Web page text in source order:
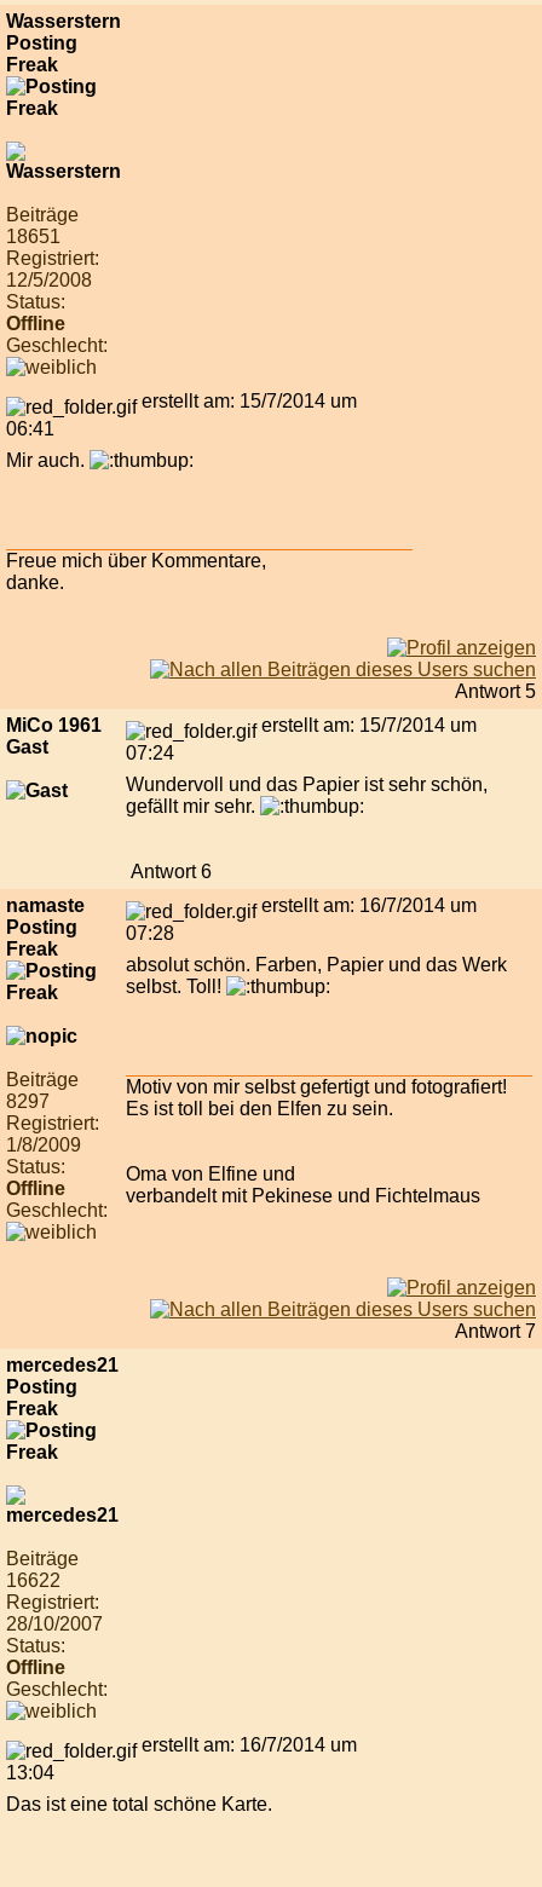
Wasserstern
Posting
Freak
Beiträge
18651
Registriert:
12/5/2008
Status:
Offline
Geschlecht:
erstellt am: 15/7/2014 um
06:41
Mir auch.
Freue mich über Kommentare,
danke.
Antwort 5
MiCo 1961
Gast
erstellt am: 15/7/2014 um
07:24
Wundervoll und das Papier ist sehr schön,
gefällt mir sehr.
Antwort 6
namaste
Posting
Freak
Beiträge
8297
Registriert:
1/8/2009
Status:
Offline
Geschlecht:
erstellt am: 16/7/2014 um
07:28
absolut schön. Farben, Papier und das Werk
selbst. Toll!
Motiv von mir selbst gefertigt und fotografiert!
Es ist toll bei den Elfen zu sein.
Oma von Elfine und
verbandelt mit Pekinese und Fichtelmaus
Antwort 7
mercedes21
Posting
Freak
Beiträge
16622
Registriert:
28/10/2007
Status:
Offline
Geschlecht:
erstellt am: 16/7/2014 um
13:04
Das ist eine total schöne Karte.